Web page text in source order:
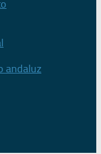
andaluz